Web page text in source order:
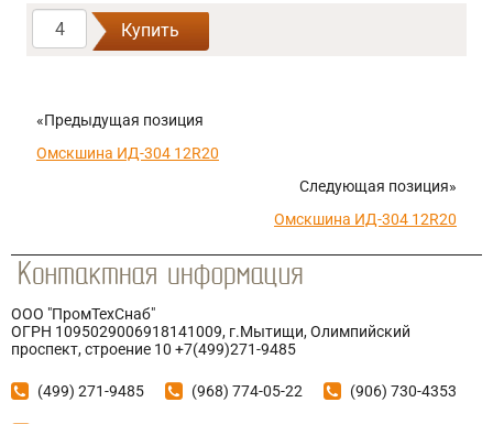
Купить
«Предыдущая позиция
Омскшина ИД-304 12R20
Следующая позиция»
Омскшина ИД-304 12R20
ООО "ПромТехСнаб"
ОГРН 1095029006918141009, г.Мытищи, Олимпийский
проспект, строение 10 +7(499)271-9485
(499) 271-9485 (968) 774-05-22 (906) 730-4353